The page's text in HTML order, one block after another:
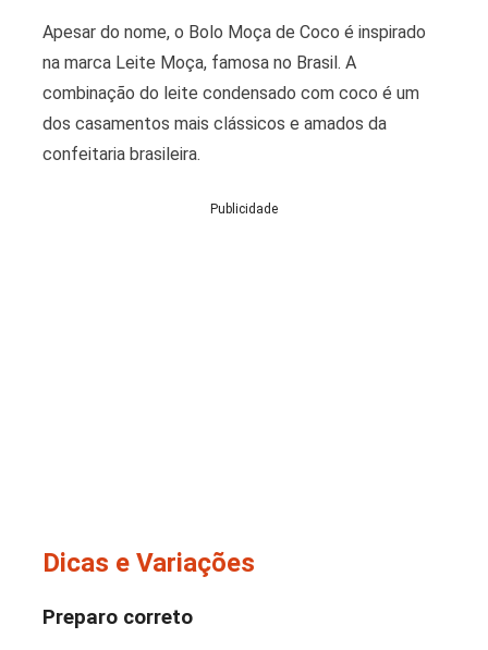
Apesar do nome, o Bolo Moça de Coco é inspirado
na marca Leite Moça, famosa no Brasil. A
combinação do leite condensado com coco é um
dos casamentos mais clássicos e amados da
confeitaria brasileira.
Publicidade
Dicas e Variações
Preparo correto